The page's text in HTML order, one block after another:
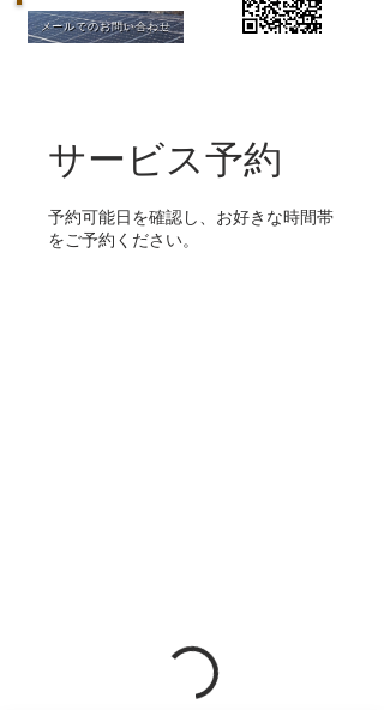
メールでのお問い合わせ
サービス予約
予約可能日を確認し、お好きな時間帯
をご予約ください。